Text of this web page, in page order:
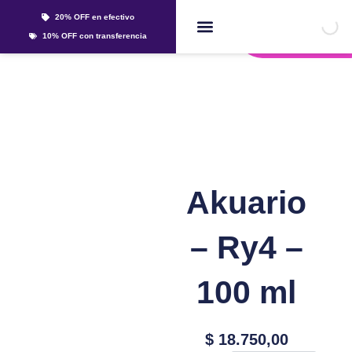
20% OFF en efectivo
10% OFF con transferencia Whatsapp
Akuario
– Ry4 –
100 ml
$18.750,00